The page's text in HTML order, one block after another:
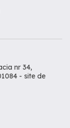
nr 34,
- site de